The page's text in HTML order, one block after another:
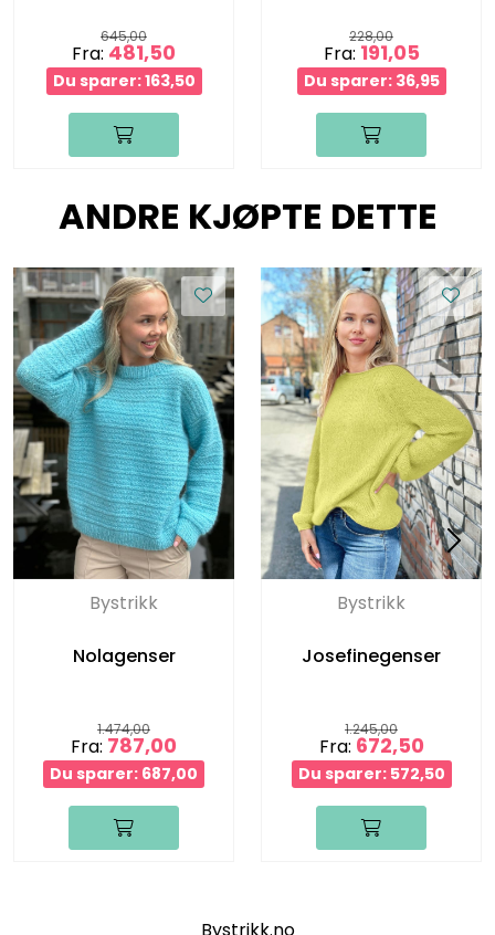
645,00
Fra: 481,50
Du sparer: 163,50
228,00
Fra: 191,05
Du sparer: 36,95
ANDRE KJØPTE DETTE
Bystrikk
Nolagenser
1.474,00
Fra: 787,00
Du sparer: 687,00
Bystrikk
Josefinegenser
1.245,00
Fra: 672,50
Du sparer: 572,50
Bystrikk.no